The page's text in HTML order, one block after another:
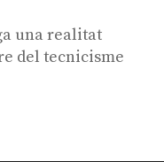
una realitat
del tecnicisme